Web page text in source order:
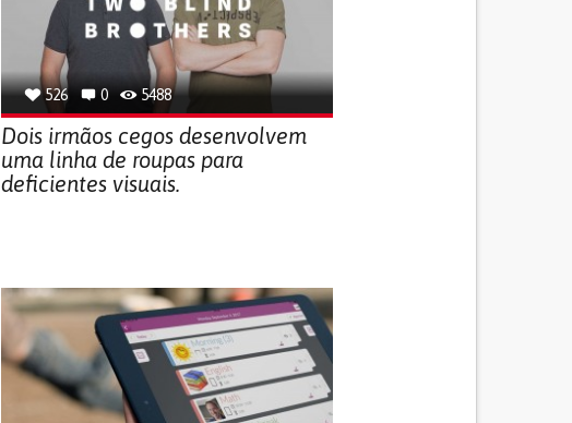
526 0 5488
Dois irmãos cegos desenvolvem
uma linha de roupas para
deficientes visuais.